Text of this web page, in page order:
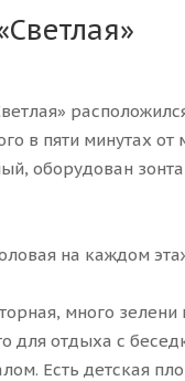
в пяти минутах от
оборудован
на каждом
много зелени
для отдыха с
Есть детская